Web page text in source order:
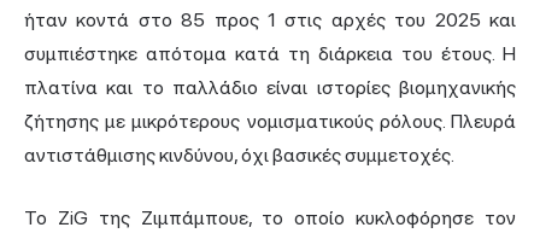
ήταν κοντά στο 85 προς 1 στις αρχές του 2025 και
συμπιέστηκε απότομα κατά τη διάρκεια του έτους. Η
πλατίνα και το παλλάδιο είναι ιστορίες βιομηχανικής
ζήτησης με μικρότερους νομισματικούς ρόλους. Πλευρά
αντιστάθμισης κινδύνου, όχι βασικές συμμετοχές.
Το ZiG της Ζιμπάμπουε, το οποίο κυκλοφόρησε τον